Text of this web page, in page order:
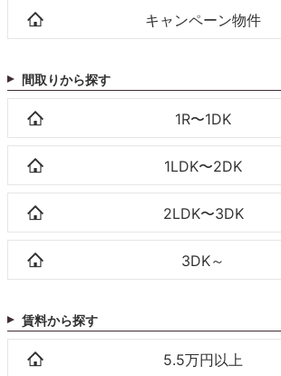
キャンペーン物件
間取りから探す
1R〜1DK
1LDK〜2DK
2LDK〜3DK
3DK～
賃料から探す
5.5万円以上